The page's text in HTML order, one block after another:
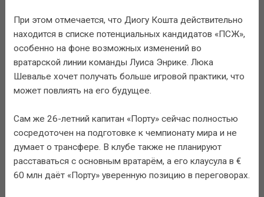
При этом отмечается, что Диогу Кошта действительно
находится в списке потенциальных кандидатов «ПСЖ»,
особенно на фоне возможных изменений во
вратарской линии команды Луиса Энрике. Люка
Шевалье хочет получать больше игровой практики, что
может повлиять на его будущее.
Сам же 26-летний капитан «Порту» сейчас полностью
сосредоточен на подготовке к чемпионату мира и не
думает о трансфере. В клубе также не планируют
расставаться с основным вратарём, а его клаусула в €
60 млн даёт «Порту» уверенную позицию в переговорах.